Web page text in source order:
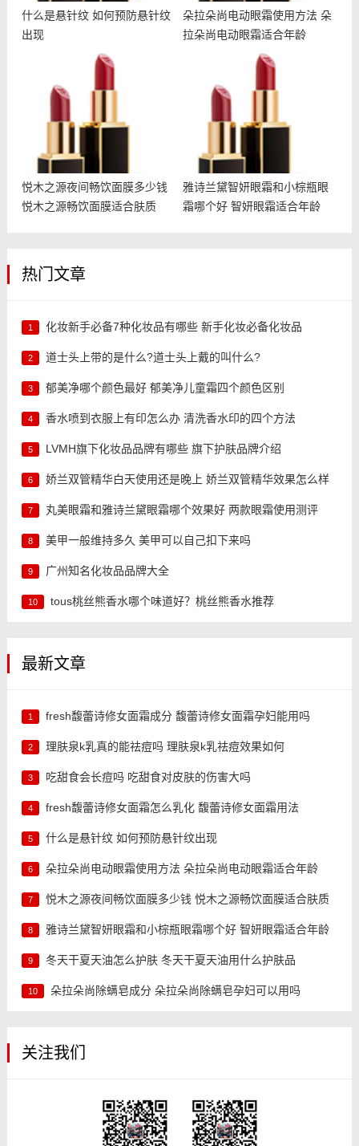
什么是悬针纹 如何预防悬针纹
出现
朵拉朵尚电动眼霜使用方法 朵
拉朵尚电动眼霜适合年龄
悦木之源夜间畅饮面膜多少
悦木之源夜间畅饮面膜多少钱
悦木之源畅饮面膜适合肤质
雅诗兰黛智妍眼霜和小棕瓶
雅诗兰黛智妍眼霜和小棕瓶眼
霜哪个好 智妍眼霜适合年龄
热门文章
1 化妆新手必备7种化妆品有哪些 新手化妆必备化妆品
2 道士头上带的是什么?道士头上戴的叫什么?
3 郁美净哪个颜色最好 郁美净儿童霜四个颜色区别
4 香水喷到衣服上有印怎么办 清洗香水印的四个方法
5 LVMH旗下化妆品品牌有哪些 旗下护肤品牌介绍
6 娇兰双管精华白天使用还是晚上 娇兰双管精华效果怎么样
7 丸美眼霜和雅诗兰黛眼霜哪个效果好 两款眼霜使用测评
8 美甲一般维持多久 美甲可以自己扣下来吗
9 广州知名化妆品品牌大全
10 tous桃丝熊香水哪个味道好？桃丝熊香水推荐
最新文章
1 fresh馥蕾诗修女面霜成分 馥蕾诗修女面霜孕妇能用吗
2 理肤泉k乳真的能祛痘吗 理肤泉k乳祛痘效果如何
3 吃甜食会长痘吗 吃甜食对皮肤的伤害大吗
4 fresh馥蕾诗修女面霜怎么乳化 馥蕾诗修女面霜用法
5 什么是悬针纹 如何预防悬针纹出现
6 朵拉朵尚电动眼霜使用方法 朵拉朵尚电动眼霜适合年龄
7 悦木之源夜间畅饮面膜多少钱 悦木之源畅饮面膜适合肤质
8 雅诗兰黛智妍眼霜和小棕瓶眼霜哪个好 智妍眼霜适合年龄
9 冬天干夏天油怎么护肤 冬天干夏天油用什么护肤品
10 朵拉朵尚除螨皂成分 朵拉朵尚除螨皂孕妇可以用吗
关注我们